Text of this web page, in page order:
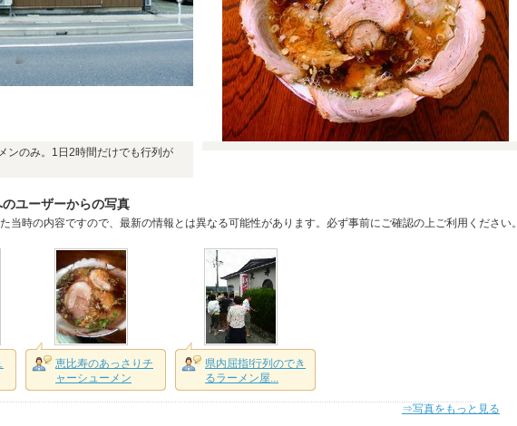
ンのみ。1日2時間だけでも行列が
ユーザーからの写真
当時の内容ですので、最新の情報とは異なる可能性があります。必ず事前にご確認の上ご利用ください。
恵比寿のあっさりチ
ャーシューメン
県内屈指!行列のでき
るラーメン屋...
⇒写真をもっと見る